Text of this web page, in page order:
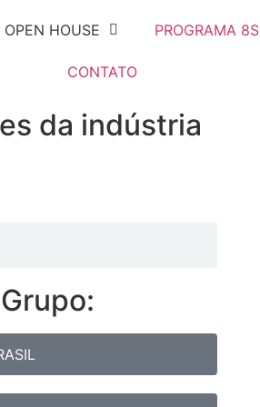
OPEN HOUSE PROGRAMA 8S
CONTATO
da indústria